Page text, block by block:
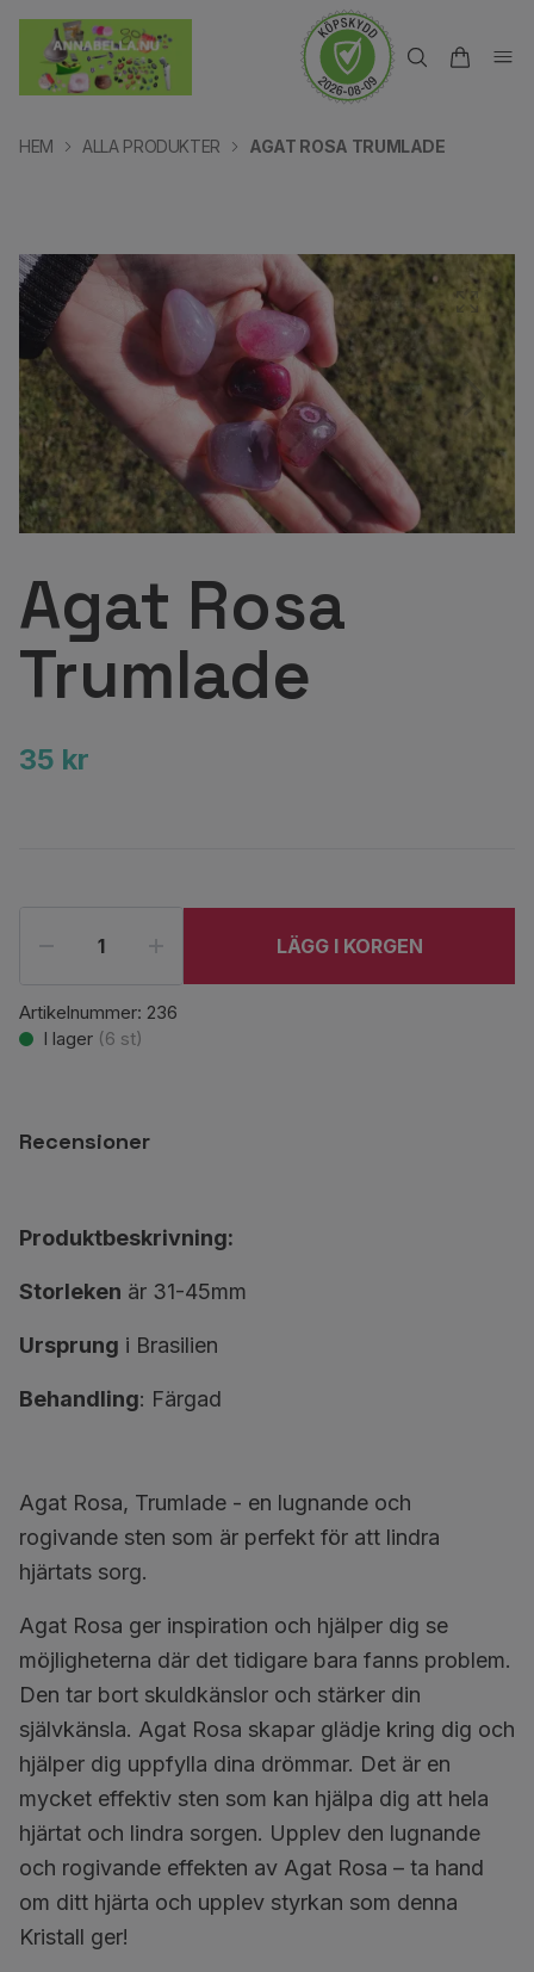
HEM ALLA PRODUKTER AGAT ROSA TRUMLADE
Agat Rosa
Trumlade
35 kr
LÄGG I KORGEN
Artikelnummer: 236
I lager (6 st)
Recensioner
Produktbeskrivning:
Storleken är 31-45mm
Ursprung i Brasilien
Behandling: Färgad
Agat Rosa, Trumlade - en lugnande och
rogivande sten som är perfekt för att lindra
hjärtats sorg.
Agat Rosa ger inspiration och hjälper dig se
möjligheterna där det tidigare bara fanns problem.
Den tar bort skuldkänslor och stärker din
självkänsla. Agat Rosa skapar glädje kring dig och
hjälper dig uppfylla dina drömmar. Det är en
mycket effektiv sten som kan hjälpa dig att hela
hjärtat och lindra sorgen. Upplev den lugnande
och rogivande effekten av Agat Rosa – ta hand
om ditt hjärta och upplev styrkan som denna
Kristall ger!